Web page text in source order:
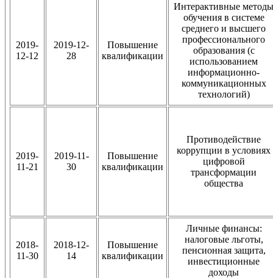
2019-
12-12
2019-12-
28
Повышение
квалификации
Интерактивные методы
обучения в системе
среднего и высшего
профессионального
образования (с
использованием
информационно-
коммуникационных
технологий)
2019-
11-21
2019-11-
30
Повышение
квалификации
Противодействие
коррупции в условиях
цифровой
трансформации
общества
2018-
11-30
2018-12-
14
Повышение
квалификации
Личные финансы:
налоговые льготы,
пенсионная защита,
инвестиционные
доходы